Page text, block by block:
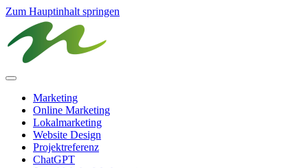
Zum Hauptinhalt springen
Marketing
Online Marketing
Lokalmarketing
Website Design
Projektreferenz
ChatGPT